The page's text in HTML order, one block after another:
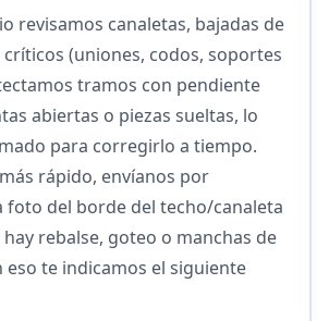
revisamos canaletas, bajadas de
(uniones, codos, soportes
tramos con pendiente
abiertas o piezas sueltas, lo
para corregirlo a tiempo.
rápido, envíanos por
foto del borde del techo/canaleta
rebalse, goteo o manchas de
eso te indicamos el siguiente